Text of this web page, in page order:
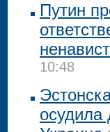
Путин
10:48
осудила